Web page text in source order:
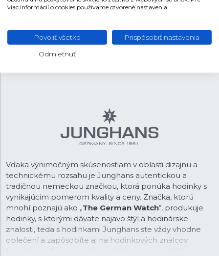
REMIENOK
FARBA REMIENKA Bicolor
Vďaka výnimočným skúsenostiam v oblasti dizajnu a
technickému rozsahu je Junghans autentickou a
tradičnou nemeckou značkou, ktorá ponúka hodinky s
vynikajúcim pomerom kvality a ceny. Značka, ktorú
mnohí poznajú ako „The German Watch“, produkuje
hodinky, s ktorými dávate najavo štýl a hodinárske
znalosti, teda s hodinkami Junghans ste vždy vhodne
oblečení a zapôsobíte aj na hodinkových znalcov.
viac informácií o cookies používame otvorené nastavenia.
Povoliť všetko Prispôsobiť nastavenia
Odmietnuť